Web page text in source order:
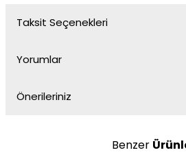
Taksit Seçenekleri
Yorumlar
Önerileriniz
Benzer